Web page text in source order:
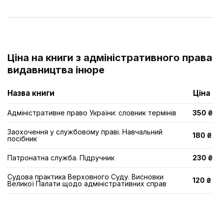
Ціна на книги з адміністративного права
видавництва інюре
Назва книги Ціна
Адміністративне право України: словник термінів 350 ₴
Заохочення у службовому праві. Навчальний
посібник
180 ₴
Патронатна служба. Підручник 230 ₴
Судова практика Верховного Суду. Висновки
Великої Палати щодо адміністративних справ
120 ₴